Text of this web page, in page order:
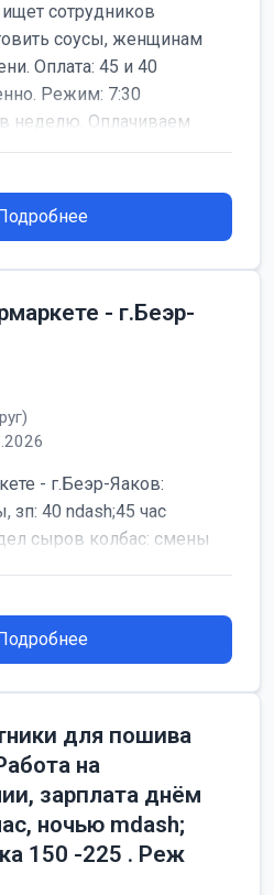
сотрудников
соусы, женщинам
Оплата: 45 и 40
Режим: 7:30
неделю. Оплачиваем
- г.Беэр-
- г.Беэр-Яаков:
зп: 40 ndash;45 час
сыров колбас: смены
для пошива
на
зарплата днём
ночью mdash;
150 -225 . Реж